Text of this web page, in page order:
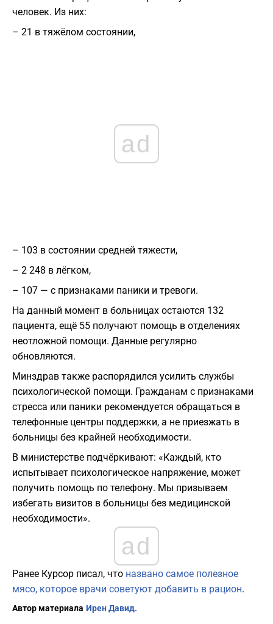
человек. Из них:
– 21 в тяжёлом состоянии,
ad
– 103 в состоянии средней тяжести,
– 2 248 в лёгком,
– 107 — с признаками паники и тревоги.
На данный момент в больницах остаются 132
пациента, ещё 55 получают помощь в отделениях
неотложной помощи. Данные регулярно
обновляются.
Минздрав также распорядился усилить службы
психологической помощи. Гражданам с признаками
стресса или паники рекомендуется обращаться в
телефонные центры поддержки, а не приезжать в
больницы без крайней необходимости.
В министерстве подчёркивают: «Каждый, кто
испытывает психологическое напряжение, может
получить помощь по телефону. Мы призываем
избегать визитов в больницы без медицинской
необходимости».
ad
Ранее Курсор писал, что названо самое полезное
мясо, которое врачи советуют добавить в рацион.
Автор материала Ирен Давид.